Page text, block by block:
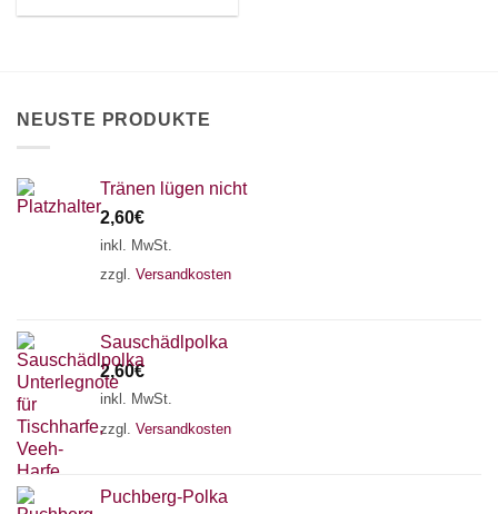
gewählt
werden
NEUSTE PRODUKTE
Tränen lügen nicht
2,60€
inkl. MwSt.
zzgl. Versandkosten
Sauschädlpolka
2,60€
inkl. MwSt.
zzgl. Versandkosten
Puchberg-Polka
Chat Support